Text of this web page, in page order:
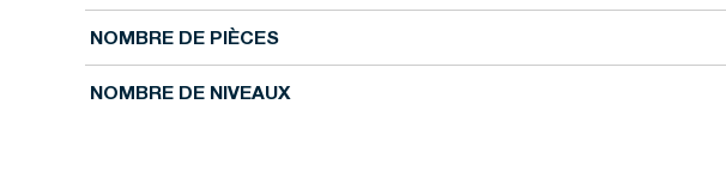
NOMBRE DE PIÈCES
NOMBRE DE NIVEAUX